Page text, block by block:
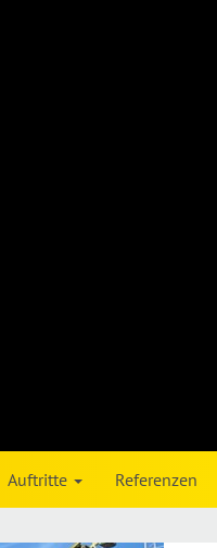
Auftritte Referenzen